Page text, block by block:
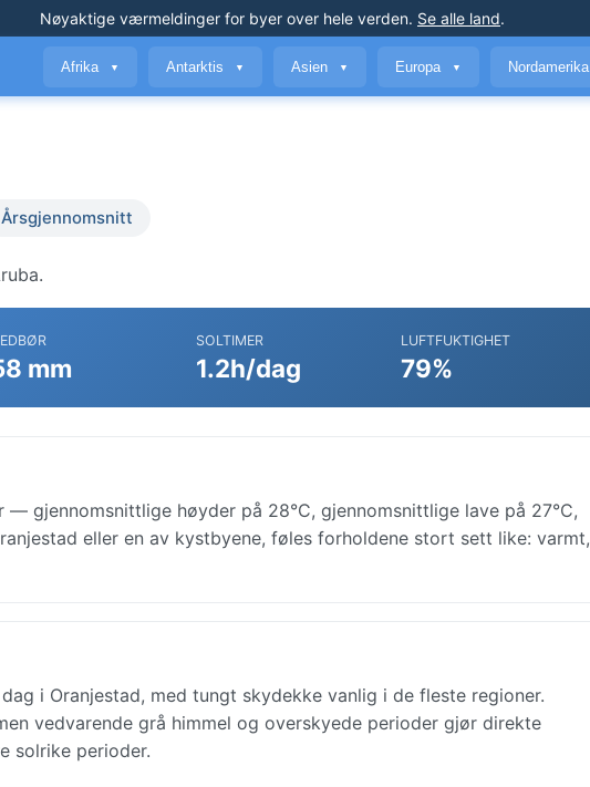
Nøyaktige værmeldinger for byer over hele verden. Se alle land.
Afrika ▼ Antarktis ▼ Asien ▼ Europa ▼ Nordamerika
Årsgjennomsnitt
mm
SOLTIMER
1.2h/dag
LUFTFUKTIGHET
79%
gjennomsnittlige høyder på 28°C, gjennomsnittlige lave på 27°C,
eller en av kystbyene, føles forholdene stort sett like: varmt,
i Oranjestad, med tungt skydekke vanlig i de fleste regioner.
vedvarende grå himmel og overskyede perioder gjør direkte
solrike perioder.